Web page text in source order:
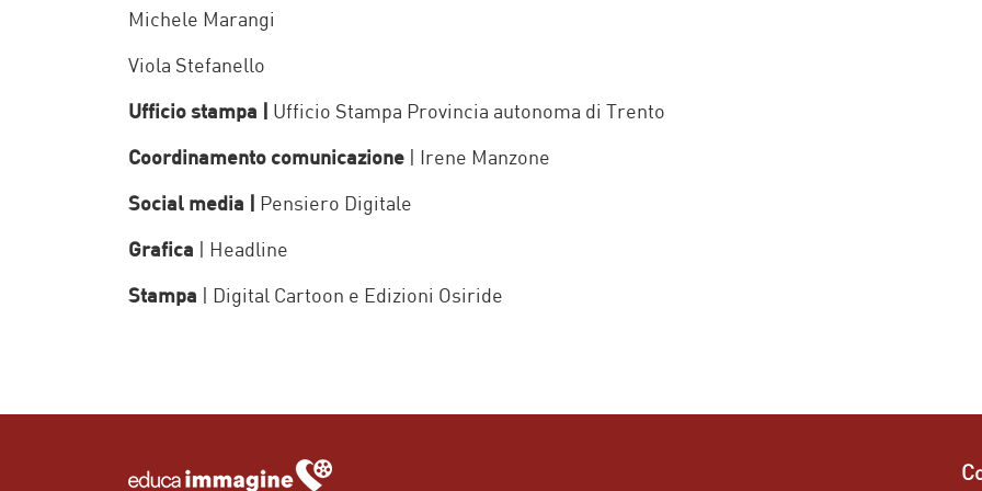
Michele Marangi
Viola Stefanello
Ufficio stampa | Ufficio Stampa Provincia autonoma di Trento
Coordinamento comunicazione | Irene Manzone
Social media | Pensiero Digitale
Grafica | Headline
Stampa | Digital Cartoon e Edizioni Osiride